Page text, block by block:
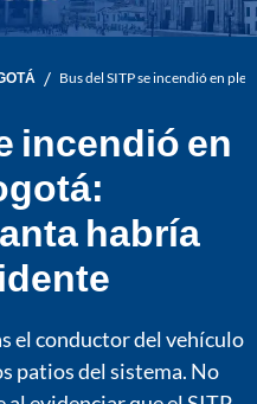
/ Bus del SITP se incendió en
incendió en
habría
el conductor del vehículo
patios del sistema. No